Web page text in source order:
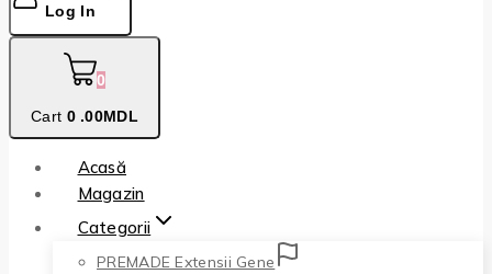
Log In
0
Cart 0 .00MDL
Acasă
Magazin
Categorii
PREMADE Extensii Gene